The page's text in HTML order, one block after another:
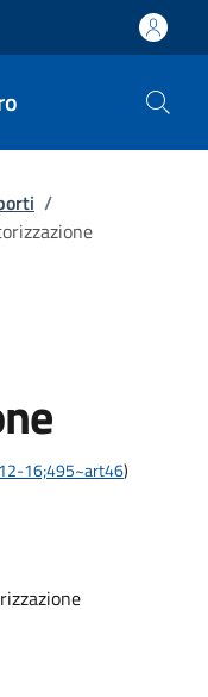
/
16;495~art46)